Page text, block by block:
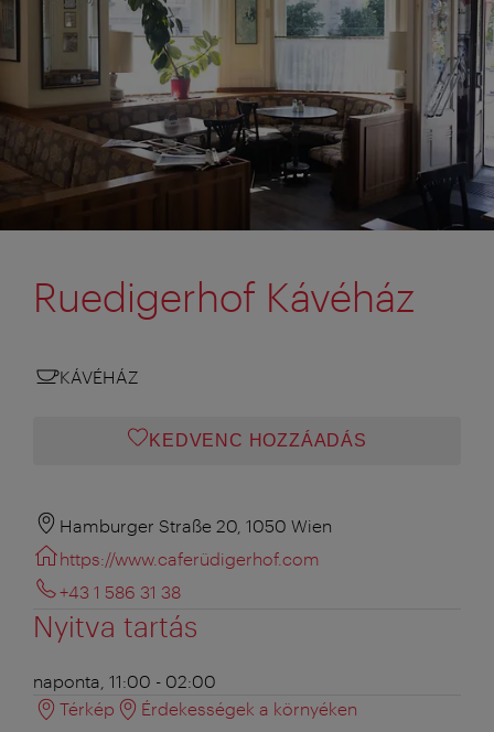
Ruedigerhof Kávéház
KÁVÉHÁZ
KEDVENC HOZZÁADÁS
Hamburger Straße 20, 1050 Wien
https://www.caferüdigerhof.com
+43 1 586 31 38
Nyitva tartás
naponta, 11:00 - 02:00
Térkép
Érdekességek a környéken